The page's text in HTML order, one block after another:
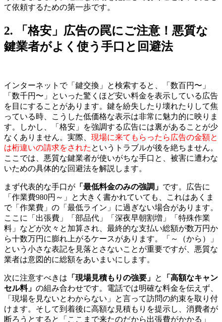
て依頼するための第一歩です。
2. 「格安」広告の罠にご注意！悪質な
鍵業者がよく使う手口と回避法
インターネットで「鍵交換」と検索すると、「数百円〜」
「数千円〜」といった驚くほど安い料金を表示している広告
を目にすることがあります。鍵を紛失したり壊れたりして焦
っている時、こうした低価格な表示は非常に魅力的に映りま
す。しかし、「格安」を強調する広告には裏があることが少
なくありません。実際、 現場に来てもらったら広告の金額と
は桁違いの請求をされた というトラブルが後を絶ちません。
ここでは、悪質な鍵業者が使いがちな手口と、被害に遭わな
いための具体的な回避法を解説します。
まず代表的な手口が 「最低料金のみの強調」 です。広告に
「作業費980円～」と大きく書かれていても、これはあくま
で「作業費」の「最低ライン」に過ぎない場合があります。
ここに「出張費」「部品代」「深夜早朝割増」「特殊作業
料」などが次々と加算され、最終的な支払い総額が数万円か
ら十数万円に膨れ上がるケースがあります。「～（から）」
という小さな表記を見落とさないことが重要ですが、悪質な
業者は意図的に総額をあいまいにします。
次に注意すべきは 「現場見積もりの強要」 と
「高額なキャン
セル料」 の組み合わせです。電話では明確な料金を伝えず、
「現場を見ないとわからない」と言って訪問の約束を取り付
けます。そして到着後に高額な見積もりを提示し、消費者が
断ろうとすると「ここまで来たのだから出張費がかかる」